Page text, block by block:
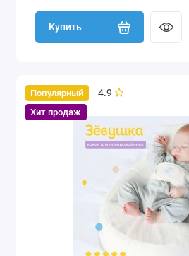
Купить
Популярный
Хит продаж
4.9